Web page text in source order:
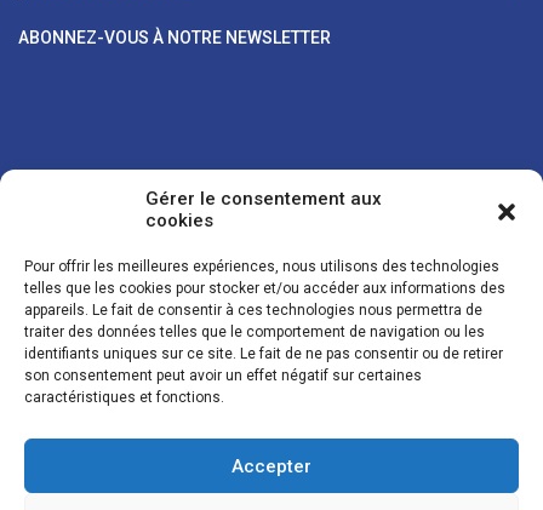
Gérer le consentement aux
cookies
Pour offrir les meilleures expériences, nous utilisons des technologies
telles que les cookies pour stocker et/ou accéder aux informations des
appareils. Le fait de consentir à ces technologies nous permettra de
traiter des données telles que le comportement de navigation ou les
identifiants uniques sur ce site. Le fait de ne pas consentir ou de retirer
son consentement peut avoir un effet négatif sur certaines
caractéristiques et fonctions.
Accepter
ABONNEZ-VOUS À NOTRE NEWSLETTER
Vos coordonnées sont uniquement utilisées pour vous envoyer des
lettres d'information sur nos activités. Vous pouvez à tout moment
utiliser le lien de désinscription figurant dans la lettre d'information.
© LES NOUVELLES DE LA BOULANGERIE - Tous droits réservés - Réalisation :
Josh Digital